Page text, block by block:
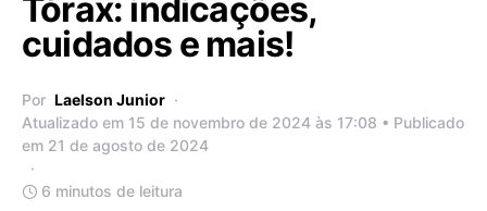
Tórax: indicações,
cuidados e mais!
Por Laelson Junior
Atualizado em 15 de novembro de 2024 às 17:08 • Publicado
em 21 de agosto de 2024
6 minutos de leitura